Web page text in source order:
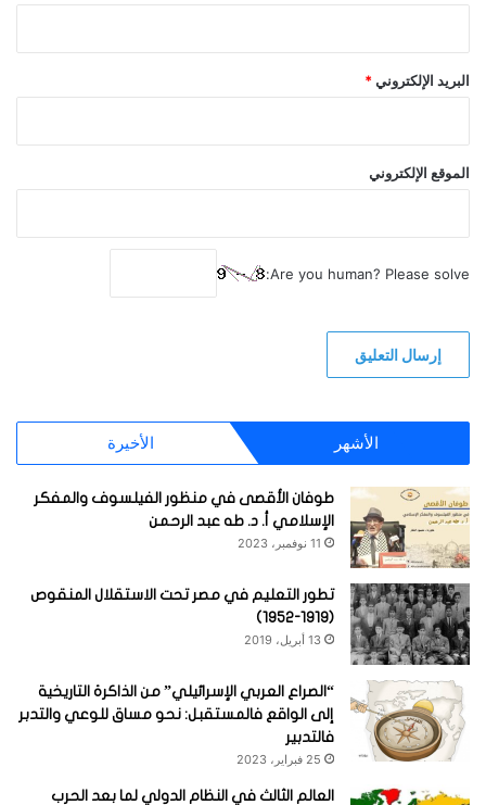
البريد الإلكتروني *
الموقع الإلكتروني
Are you human? Please solve:
الأشهر الأخيرة
طوفان الأقصى في منظور الفيلسوف والمفكر
الإسلامي أ. د. طه عبد الرحمن
11 نوفمبر، 2023
تطور التعليم في مصر تحت الاستقلال المنقوص
(1919-1952)
13 أبريل، 2019
“الصراع العربي الإسرائيلي” من الذاكرة التاريخية
إلى الواقع فالمستقبل: نحو مساق للوعي والتدبر
فالتدبير
25 فبراير، 2023
العالم الثالث في النظام الدولي لما بعد الحرب